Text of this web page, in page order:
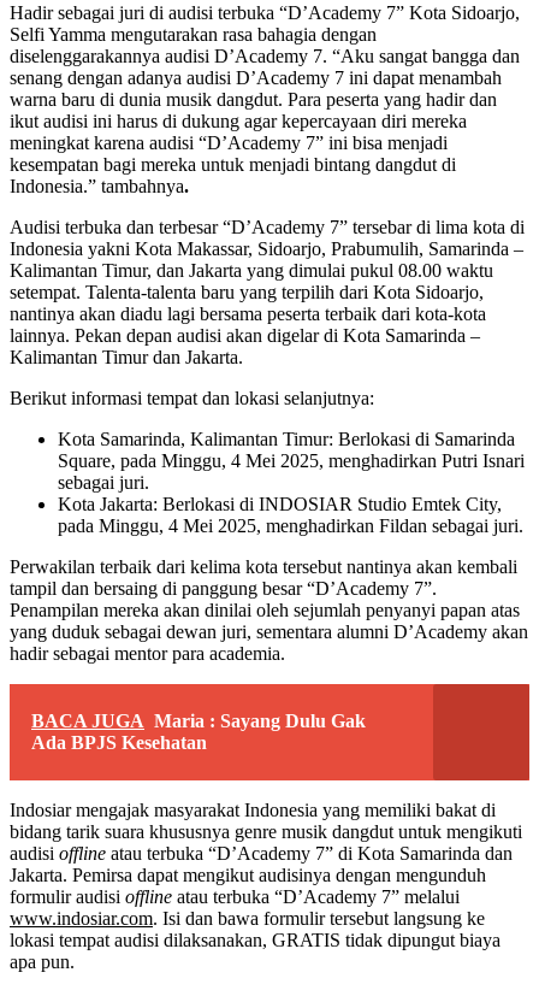
Hadir sebagai juri di audisi terbuka “D’Academy 7” Kota Sidoarjo,
Selfi Yamma mengutarakan rasa bahagia dengan
diselenggarakannya audisi D’Academy 7. “Aku sangat bangga dan
senang dengan adanya audisi D’Academy 7 ini dapat menambah
warna baru di dunia musik dangdut. Para peserta yang hadir dan
ikut audisi ini harus di dukung agar kepercayaan diri mereka
meningkat karena audisi “D’Academy 7” ini bisa menjadi
kesempatan bagi mereka untuk menjadi bintang dangdut di
Indonesia.” tambahnya.
Audisi terbuka dan terbesar “D’Academy 7” tersebar di lima kota di
Indonesia yakni Kota Makassar, Sidoarjo, Prabumulih, Samarinda –
Kalimantan Timur, dan Jakarta yang dimulai pukul 08.00 waktu
setempat. Talenta-talenta baru yang terpilih dari Kota Sidoarjo,
nantinya akan diadu lagi bersama peserta terbaik dari kota-kota
lainnya. Pekan depan audisi akan digelar di Kota Samarinda –
Kalimantan Timur dan Jakarta.
Berikut informasi tempat dan lokasi selanjutnya:
Kota Samarinda, Kalimantan Timur: Berlokasi di Samarinda
Square, pada Minggu, 4 Mei 2025, menghadirkan Putri Isnari
sebagai juri.
Kota Jakarta: Berlokasi di INDOSIAR Studio Emtek City,
pada Minggu, 4 Mei 2025, menghadirkan Fildan sebagai juri.
Perwakilan terbaik dari kelima kota tersebut nantinya akan kembali
tampil dan bersaing di panggung besar “D’Academy 7”.
Penampilan mereka akan dinilai oleh sejumlah penyanyi papan atas
yang duduk sebagai dewan juri, sementara alumni D’Academy akan
hadir sebagai mentor para academia.
BACA JUGA Maria : Sayang Dulu Gak
Ada BPJS Kesehatan
Indosiar mengajak masyarakat Indonesia yang memiliki bakat di
bidang tarik suara khususnya genre musik dangdut untuk mengikuti
audisi offline atau terbuka “D’Academy 7” di Kota Samarinda dan
Jakarta. Pemirsa dapat mengikut audisinya dengan mengunduh
formulir audisi offline atau terbuka “D’Academy 7” melalui
www.indosiar.com. Isi dan bawa formulir tersebut langsung ke
lokasi tempat audisi dilaksanakan, GRATIS tidak dipungut biaya
apa pun.